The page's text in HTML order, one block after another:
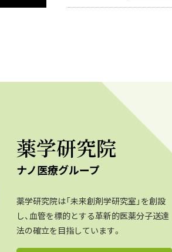
薬学研究院
ナノ医療グループ
薬学研究院は「未来創剤学研究室」を創設
し、血管を標的とする革新的医薬分子送達
法の確立を目指しています。